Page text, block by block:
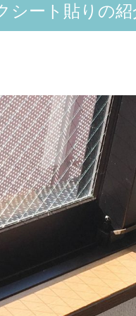
シート貼りの紹